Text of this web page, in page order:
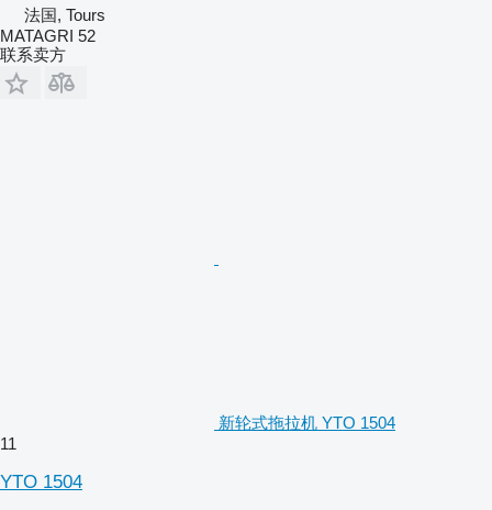
法国, Tours
MATAGRI 52
联系卖方
新轮式拖拉机 YTO 1504
11
YTO 1504